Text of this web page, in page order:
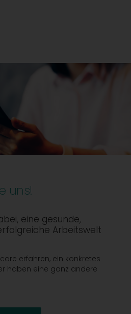
uns!
eine gesunde,
Arbeitswelt
erfahren, ein konkretes
haben eine ganz andere